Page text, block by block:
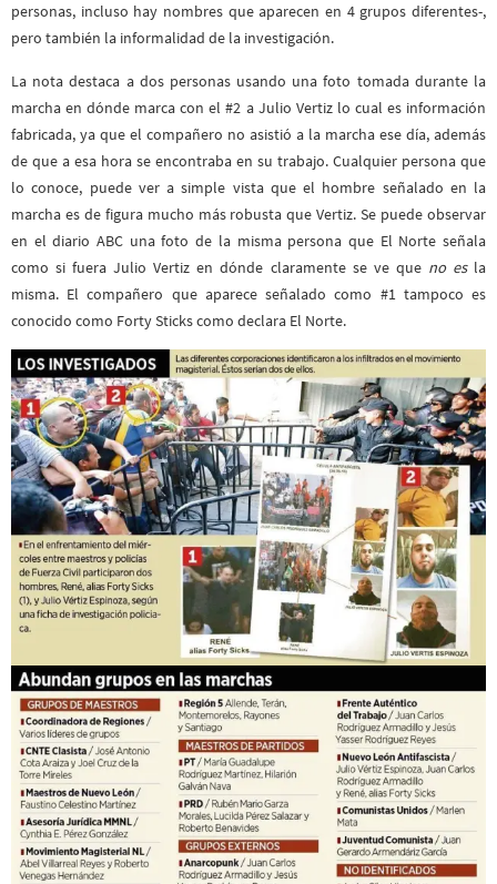
personas, incluso hay nombres que aparecen en 4 grupos diferentes-,
pero también la informalidad de la investigación.
La nota destaca a dos personas usando una foto tomada durante la
marcha en dónde marca con el #2 a Julio Vertiz lo cual es información
fabricada, ya que el compañero no asistió a la marcha ese día, además
de que a esa hora se encontraba en su trabajo. Cualquier persona que
lo conoce, puede ver a simple vista que el hombre señalado en la
marcha es de figura mucho más robusta que Vertiz. Se puede observar
en el diario ABC una foto de la misma persona que El Norte señala
como si fuera Julio Vertiz en dónde claramente se ve que no esla
misma. El compañero que aparece señalado como #1 tampoco es
conocido como Forty Sticks como declara El Norte.